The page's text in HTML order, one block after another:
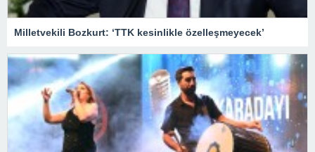
Milletvekili Bozkurt: ‘TTK kesinlikle özelleşmeyecek’